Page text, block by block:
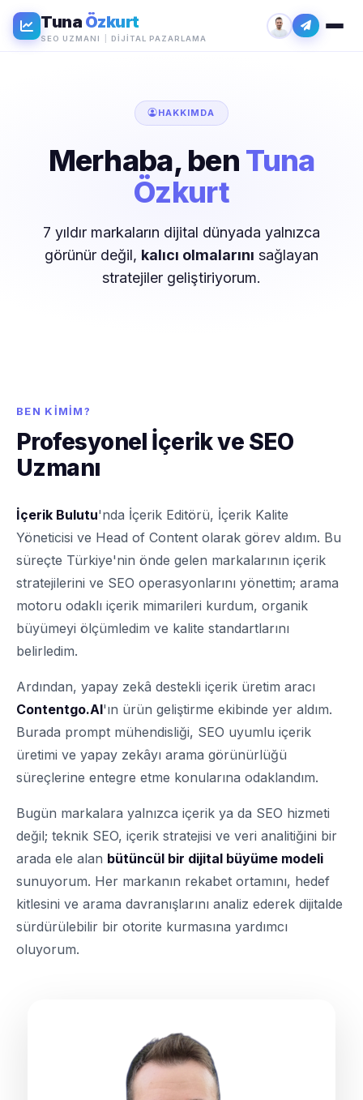
Tuna Özkurt
SEO UZMANI DIJITAL PAZARLAMA
HAKKIMDA
Merhaba, ben Tuna
Özkurt
7 yıldır markaların dijital dünyada yalnızca
görünür değil, kalıcı olmalarını sağlayan
stratejiler geliştiriyorum.
BEN KIMIM?
Profesyonel İçerik ve SEO
Uzmanı
İçerik Bulutu'nda İçerik Editörü, İçerik Kalite
Yöneticisi ve Head of Content olarak görev aldım. Bu
süreçte Türkiye'nin önde gelen markalarının içerik
stratejilerini ve SEO operasyonlarını yönettim; arama
motoru odaklı içerik mimarileri kurdum, organik
büyümeyi ölçümledim ve kalite standartlarını
belirledim.
Ardından, yapay zekâ destekli içerik üretim aracı
Contentgo.AI'ın ürün geliştirme ekibinde yer aldım.
Burada prompt mühendisliği, SEO uyumlu içerik
üretimi ve yapay zekâyı arama görünürlüğü
süreçlerine entegre etme konularına odaklandım.
Bugün markalara yalnızca içerik ya da SEO hizmeti
değil; teknik SEO, içerik stratejisi ve veri analitiğini bir
arada ele alan bütüncül bir dijital büyüme modeli
sunuyorum. Her markanın rekabet ortamını, hedef
kitlesini ve arama davranışlarını analiz ederek dijitalde
sürdürülebilir bir otorite kurmasına yardımcı
oluyorum.